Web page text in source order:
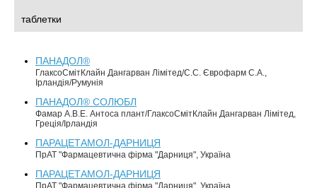
таблетки
ПАНАДОЛ®
ГлаксоСмітКлайн Дангарван Лімітед/С.С. Єврофарм С.А.,
Ірландія/Румунія
ПАНАДОЛ® СОЛЮБЛ
Фамар А.В.Е. Антоса плант/ГлаксоСмітКлайн Дангарван Лімітед,
Греція/Ірландія
ПАРАЦЕТАМОЛ-ДАРНИЦЯ
ПрАТ "Фармацевтична фірма "Дарниця", Україна
ПАРАЦЕТАМОЛ-ДАРНИЦЯ
ПрАТ "Фармацевтична фірма "Дарниця", Україна